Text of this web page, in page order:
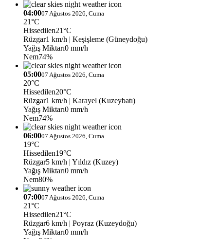
04:0007 Ağustos 2026, Cuma
21°C
Hissedilen21°C
Rüzgar1 km/h | Keşişleme (Güneydoğu)
Yağış Miktarı0 mm/h
Nem74%
05:0007 Ağustos 2026, Cuma
20°C
Hissedilen20°C
Rüzgar1 km/h | Karayel (Kuzeybatı)
Yağış Miktarı0 mm/h
Nem74%
06:0007 Ağustos 2026, Cuma
19°C
Hissedilen19°C
Rüzgar5 km/h | Yıldız (Kuzey)
Yağış Miktarı0 mm/h
Nem80%
07:0007 Ağustos 2026, Cuma
21°C
Hissedilen21°C
Rüzgar6 km/h | Poyraz (Kuzeydoğu)
Yağış Miktarı0 mm/h